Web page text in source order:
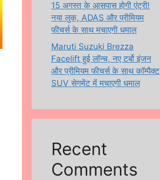
15 अगस्त के आसपास होगी एंट्री!
नया लुक, ADAS और प्रीमियम
फीचर्स के साथ मचाएगी धमाल
Maruti Suzuki Brezza
Facelift हुई लॉन्च, नए टर्बो इंजन
और प्रीमियम फीचर्स के साथ कॉम्पैक्ट
SUV सेगमेंट में मचाएगी धमाल
Recent
Comments